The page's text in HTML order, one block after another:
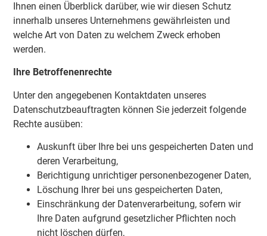
Ihnen einen Überblick darüber, wie wir diesen Schutz
innerhalb unseres Unternehmens gewährleisten und
welche Art von Daten zu welchem Zweck erhoben
werden.
Ihre Betroffenenrechte
Unter den angegebenen Kontaktdaten unseres
Datenschutzbeauftragten können Sie jederzeit folgende
Rechte ausüben:
Auskunft über Ihre bei uns gespeicherten Daten und
deren Verarbeitung,
Berichtigung unrichtiger personenbezogener Daten,
Löschung Ihrer bei uns gespeicherten Daten,
Einschränkung der Datenverarbeitung, sofern wir
Ihre Daten aufgrund gesetzlicher Pflichten noch
nicht löschen dürfen,